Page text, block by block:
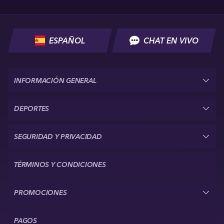
ESPAÑOL CHAT EN VIVO
INFORMACIÓN GENERAL
DEPORTES
SEGURIDAD Y PRIVACIDAD
TÉRMINOS Y CONDICIONES
PROMOCIONES
PAGOS